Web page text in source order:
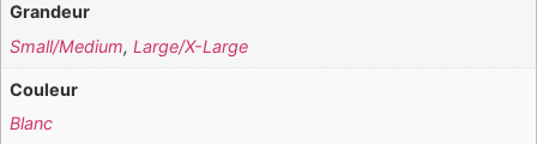
Grandeur
Small/Medium,Large/X-Large
Couleur
Blanc